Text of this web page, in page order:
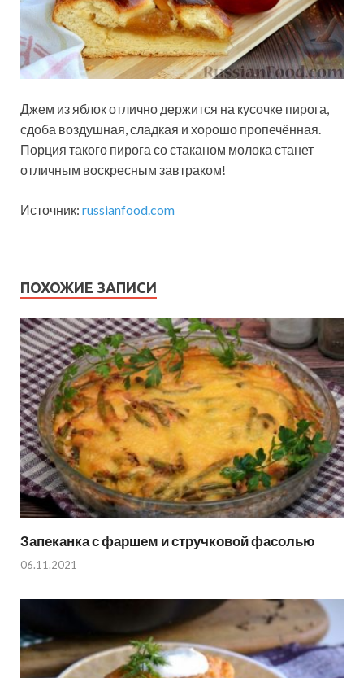
Джем из яблок отлично держится на кусочке пирога,
сдоба воздушная, сладкая и хорошо пропечённая.
Порция такого пирога со стаканом молока станет
отличным воскресным завтраком!
Источник: russianfood.com
ПОХОЖИЕ ЗАПИСИ
Запеканка с фаршем и стручковой фасолью
06.11.2021